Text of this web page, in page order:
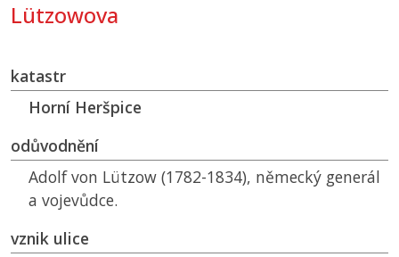
Lützowova
katastr
Horní Heršpice
odůvodnění
Adolf von Lützow (1782-1834), německý generál
a vojevůdce.
vznik ulice